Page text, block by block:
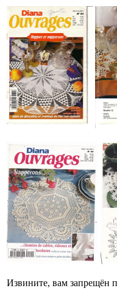
Извините, вам запрещён